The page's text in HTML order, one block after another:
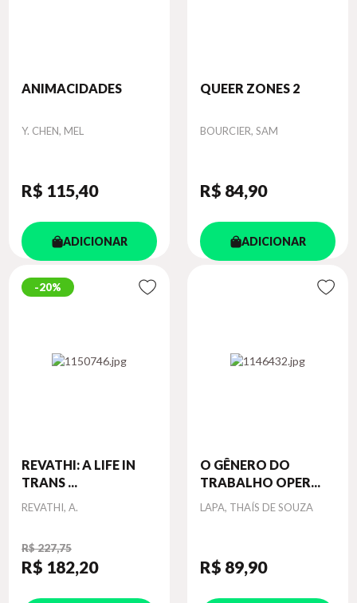
ANIMACIDADES
Autor
Y. CHEN, MEL
R$ 115,40
ADICIONAR
QUEER ZONES 2
Autor
BOURCIER, SAM
R$ 84,90
ADICIONAR
20%
REVATHI: A LIFE IN
TRANS ...
Autor
REVATHI, A.
R$ 227,75
R$ 182,20
O GÊNERO DO
TRABALHO OPER...
Autor
LAPA, THAÍS DE SOUZA
R$ 89,90